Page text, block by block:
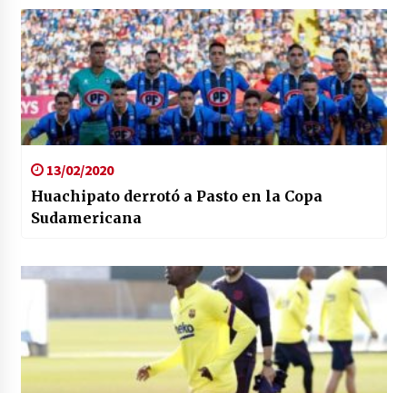
13/02/2020
Huachipato derrotó a Pasto en la Copa
Sudamericana